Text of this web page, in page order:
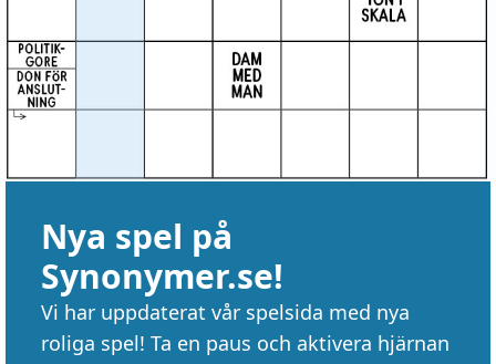
Nya spel på
Synonymer.se!
Vi har uppdaterat vår spelsida med nya
roliga spel! Ta en paus och aktivera hjärnan